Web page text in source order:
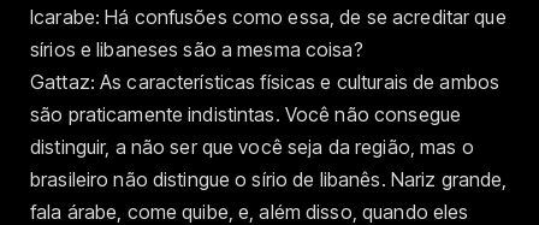
Icarabe: Há confusões como essa, de se acreditar que
sírios e libaneses são a mesma coisa?
Gattaz: As características físicas e culturais de ambos
são praticamente indistintas. Você não consegue
distinguir, a não ser que você seja da região, mas o
brasileiro não distingue o sírio de libanês. Nariz grande,
fala árabe, come quibe, e, além disso, quando eles